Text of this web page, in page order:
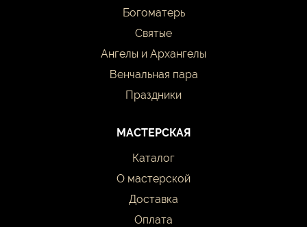
Богоматерь
Святые
Ангелы и Архангелы
Венчальная пара
Праздники
МАСТЕРСКАЯ
Каталог
О мастерской
Доставка
Оплата